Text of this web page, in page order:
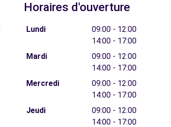
Horaires d'ouverture
Lundi
09:00 - 12:00
14:00 - 17:00
Mardi
09:00 - 12:00
14:00 - 17:00
Mercredi
09:00 - 12:00
14:00 - 17:00
Jeudi
09:00 - 12:00
14:00 - 17:00